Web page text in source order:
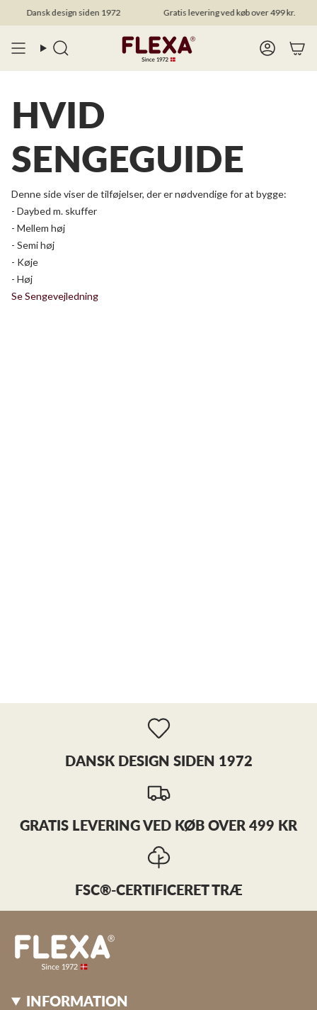
Dansk design siden 1972 Gratis levering ved køb over 499 kr.
Search Account
HVID
SENGEGUIDE
Denne side viser de tilføjelser, der er nødvendige for at bygge:
- Daybed m. skuffer
- Mellem høj
- Semi høj
- Køje
- Høj
Se Sengevejledning
DANSK DESIGN SIDEN 1972
GRATIS LEVERING VED KØB OVER 499 KR
FSC®-CERTIFICERET TRÆ
INFORMATION